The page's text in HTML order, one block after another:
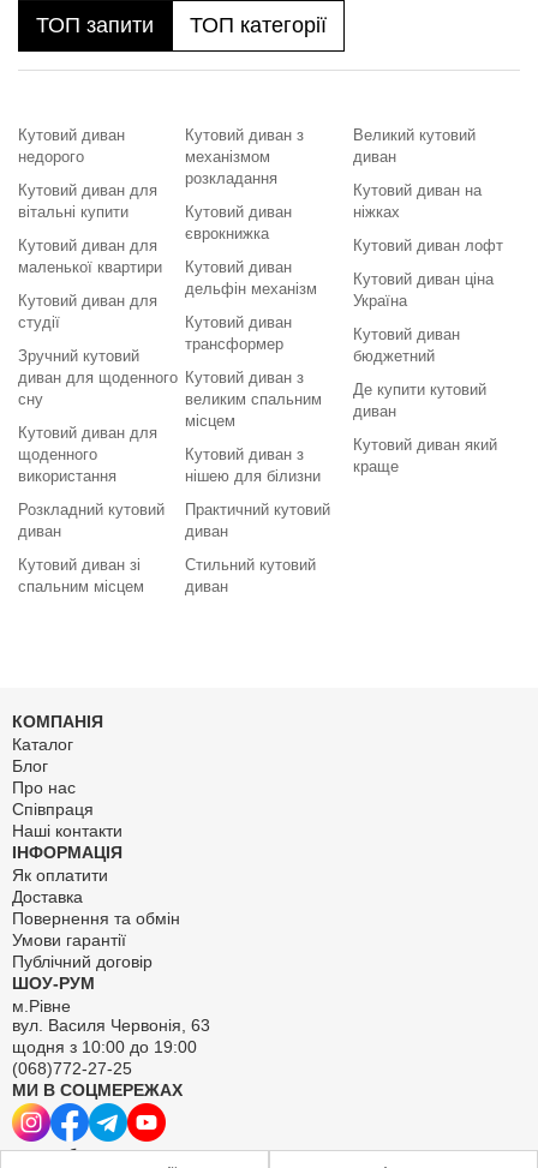
ТОП запити ТОП категорії
Кутовий диван
недорого
Кутовий диван для
вітальні купити
Кутовий диван для
маленької квартири
Кутовий диван для
студії
Зручний кутовий
диван для щоденного
сну
Кутовий диван для
щоденного
використання
Розкладний кутовий
диван
Кутовий диван зі
спальним місцем
Кутовий диван з
механізмом
розкладання
Кутовий диван
єврокнижка
Кутовий диван
дельфін механізм
Кутовий диван
трансформер
Кутовий диван з
великим спальним
місцем
Кутовий диван з
нішею для білизни
Практичний кутовий
диван
Стильний кутовий
диван
Великий кутовий
диван
Кутовий диван на
ніжках
Кутовий диван лофт
Кутовий диван ціна
Україна
Кутовий диван
бюджетний
Де купити кутовий
диван
Кутовий диван який
краще
КОМПАНІЯ
Каталог
Блог
Про нас
Співпраця
Наші контакти
ІНФОРМАЦІЯ
Як оплатити
Доставка
Повернення та обмін
Умови гарантії
Публічний договір
ШОУ-РУМ
м.Рівне
вул. Василя Червонія, 63
щодня з 10:00 до 19:00
(068)772-27-25
МИ В СОЦМЕРЕЖАХ
© Меблі Асорті 2026